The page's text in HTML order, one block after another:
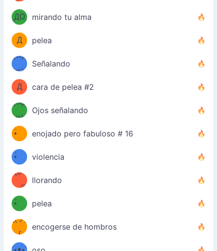
ДΩ
）
mirando tu alma
（ง
Φ
Д
Φ）
ง
pelea
(⊃д
⊂)
Señalando
（ง
Φ
Д
Φ）
ง
cara de pelea #2
(⊃д
⊂)
Ojos señalando
(ง
•̀ゝ
•́)ง
enojado pero fabuloso # 16
(ง
•̀ゝ
•́)ง
violencia
(☍
﹏⁰)
llorando
(ง
•̀ゝ
•́)ง
pelea
ƪ(ツ)
∫
encogerse de hombros
ʕ